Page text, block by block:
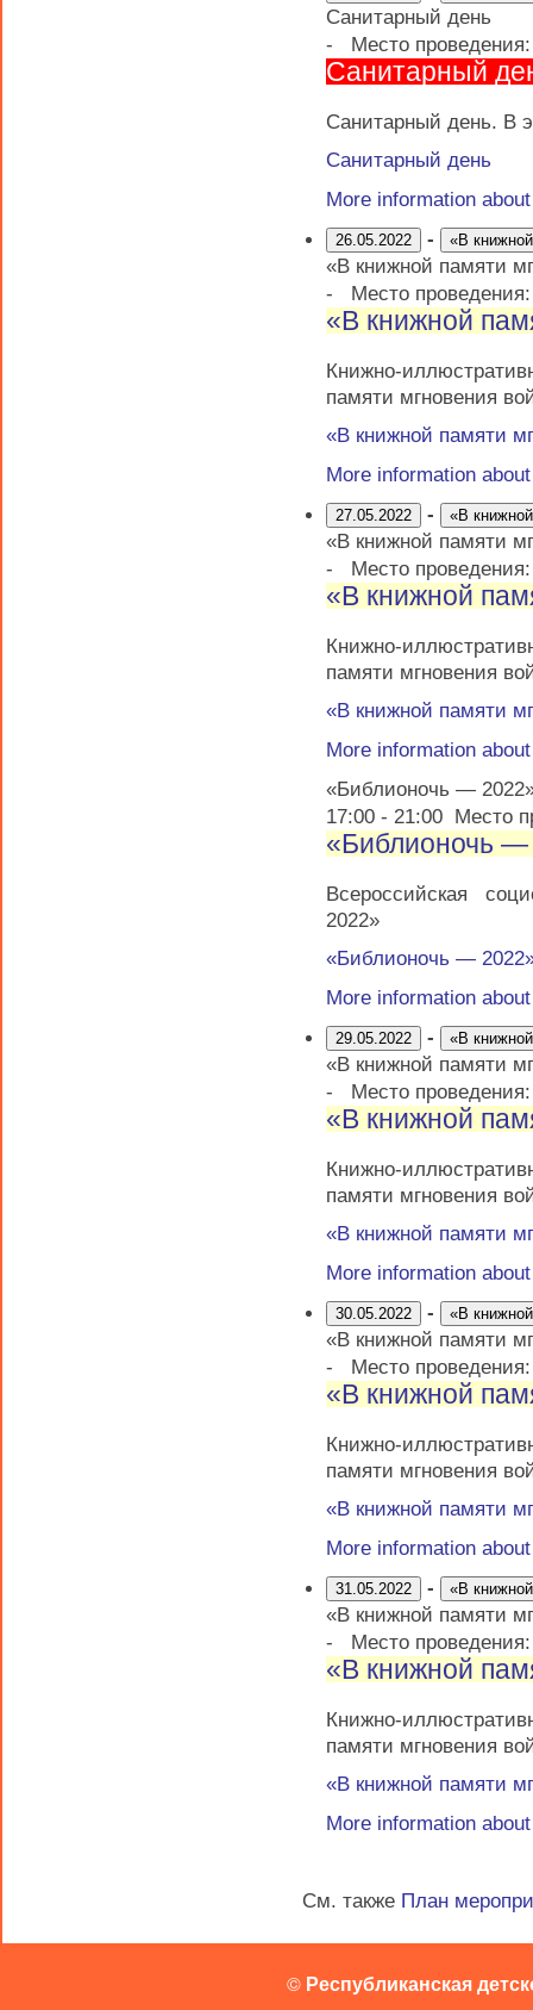
Санитарный день
-
Место
Санитарный
Санитарный день. В
Санитарный день
More information
26.05.2022 - «В
«В книжной памяти
-
Место
«В книжной
Книжно-
памяти мгновения
«В книжной памяти
More information
27.05.2022 - «В
«В книжной памяти
-
Место
«В книжной
Книжно-
памяти мгновения
«В книжной памяти
More information
«Библионочь —
17:00- 21:00Место
«Библионочь —
Всероссийская
2022»
«Библионочь —
More information
29.05.2022 - «В
«В книжной памяти
-
Место
«В книжной
Книжно-
памяти мгновения
«В книжной памяти
More information
30.05.2022 - «В
«В книжной памяти
-
Место
«В книжной
Книжно-
памяти мгновения
«В книжной памяти
More information
31.05.2022 - «В
«В книжной памяти
-
Место
«В книжной
Книжно-
памяти мгновения
«В книжной памяти
More information
См. также План
© Республиканская